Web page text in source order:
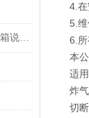
不锈钢防爆照明（动力）配电箱说明书
4.
5.维
6.
本
适
炸
切